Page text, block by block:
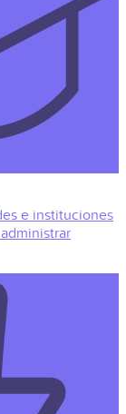
e instituciones